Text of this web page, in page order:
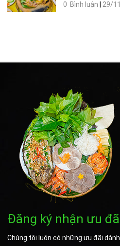
0 Bình luận 29/
Đăng ký nhận ưu
Chúng tôi luôn có những ưu đãi